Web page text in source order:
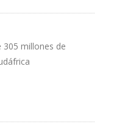
305 millones de